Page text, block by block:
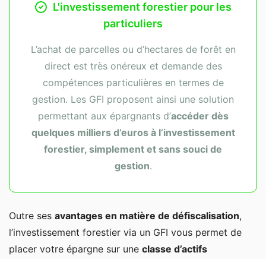
L'investissement forestier pour les
particuliers
L’achat de parcelles ou d’hectares de forêt en
direct est très onéreux et demande des
compétences particulières en termes de
gestion. Les GFI proposent ainsi une solution
permettant aux épargnants d’accéder dès
quelques milliers d’euros à l’investissement
forestier, simplement et sans souci de
gestion.
Outre ses avantages en matière de défiscalisation,
l’investissement forestier via un GFI vous permet de
placer votre épargne sur une classe d’actifs